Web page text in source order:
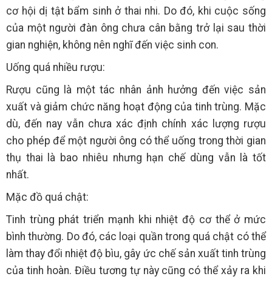
cơ hội dị tật bẩm sinh ở thai nhi. Do đó, khi cuộc sống
của một người đàn ông chưa cân bằng trở lại sau thời
gian nghiện, không nên nghĩ đến việc sinh con.
Uống quá nhiều rượu:
Rượu cũng là một tác nhân ảnh hưởng đến việc sản
xuất và giảm chức năng hoạt động của tinh trùng. Mặc
dù, đến nay vẫn chưa xác định chính xác lượng rượu
cho phép để một người ông có thể uống trong thời gian
thụ thai là bao nhiêu nhưng hạn chế dùng vẫn là tốt
nhất.
Mặc đồ quá chật:
Tinh trùng phát triển mạnh khi nhiệt độ cơ thể ở mức
bình thường. Do đó, các loại quần trong quá chật có thể
làm thay đổi nhiệt độ bìu, gây ức chế sản xuất tinh trùng
của tinh hoàn. Điều tương tự này cũng có thể xảy ra khi